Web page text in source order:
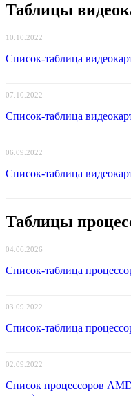
Таблицы
10.10.2022
Список-таблица
07.10.2022
Список-таблица
06.09.2022
Список-таблица
Таблицы
04.06.2026
Список-таблица
03.09.2022
Список-таблица
02.09.2022
Список процессоров